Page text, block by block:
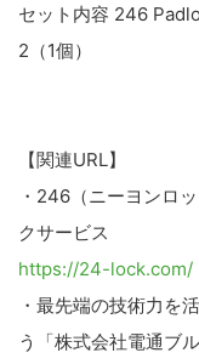
セット内容 246
2（1個）
【関連URL】
・246（ニーヨンロ
クサービス
https://24-lock.com/
・最先端の技術力を
う「株式会社電通ブ